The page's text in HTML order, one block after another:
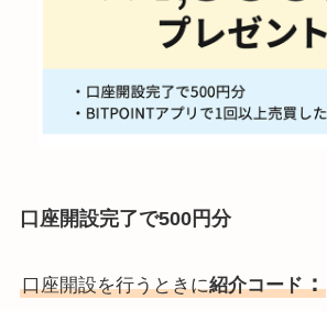
口座開設完了で500円分
口座開設を行うときに紹介コード：